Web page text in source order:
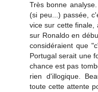
Très bonne
(si peu...) passée,
vice sur cette finale,
sur Ronaldo en
considéraient que
Portugal serait une
chance est pas
rien d'illogique.
toute cette attente